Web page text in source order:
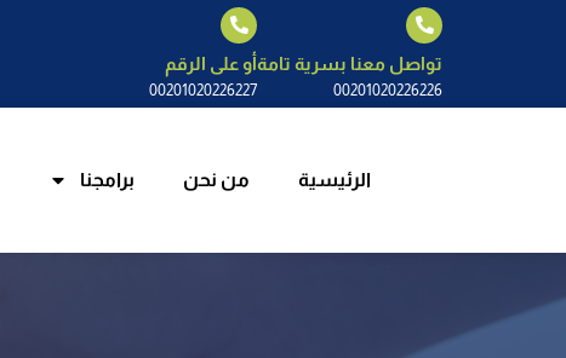
تواصل معنا بسرية تامة
00201020226226
أو على الرقم
00201020226227
الرئيسية من نحن برامجنا